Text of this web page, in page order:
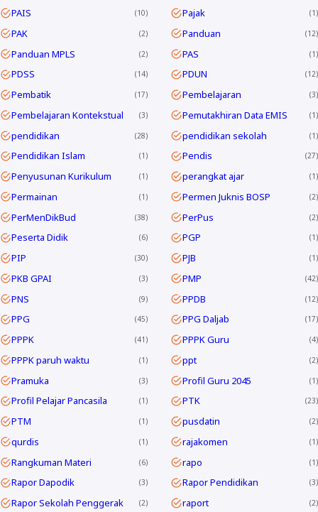
PAIS 10 Pajak 1
PAK 2 Panduan 12
Panduan MPLS 2 PAS 1
PDSS 14 PDUN 12
Pembatik 17 Pembelajaran 3
Pembelajaran Kontekstual 3 Pemutakhiran Data EMIS 1
pendidikan 28 pendidikan sekolah 1
Pendidikan Islam 1 Pendis 27
Penyusunan Kurikulum 1 perangkat ajar 1
Permainan 1 Permen Juknis BOSP 2
PerMenDikBud 38 PerPus 2
Peserta Didik 6 PGP 1
PIP 30 PJB 1
PKB GPAI 3 PMP 42
PNS 9 PPDB 12
PPG 45 PPG Daljab 17
PPPK 41 PPPK Guru 4
PPPK paruh waktu 1 ppt 2
Pramuka 3 Profil Guru 2045 1
Profil Pelajar Pancasila 1 PTK 23
PTM 1 pusdatin 2
qurdis 1 rajakomen 1
Rangkuman Materi 6 rapo 1
Rapor Dapodik 3 Rapor Pendidikan 3
Rapor Sekolah Penggerak 2 raport 2